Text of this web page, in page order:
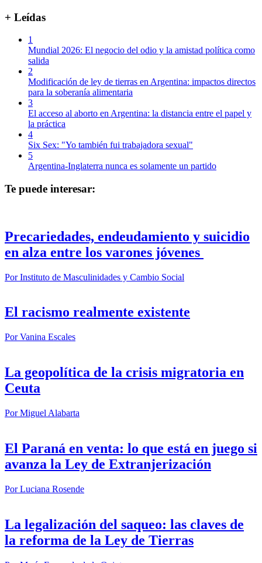
+ Leídas
1
Mundial 2026: El negocio del odio y la amistad política como
salida
2
Modificación de ley de tierras en Argentina: impactos directos
para la soberanía alimentaria
3
El acceso al aborto en Argentina: la distancia entre el papel y
la práctica
4
Six Sex: "Yo también fui trabajadora sexual"
5
Argentina-Inglaterra nunca es solamente un partido
Te puede interesar:
Precariedades, endeudamiento y suicidio
en alza entre los varones jóvenes
PorInstituto de Masculinidades y Cambio Social
El racismo realmente existente
PorVanina Escales
La geopolítica de la crisis migratoria en
Ceuta
PorMiguel Alabarta
El Paraná en venta: lo que está en juego si
avanza la Ley de Extranjerización
PorLuciana Rosende
La legalización del saqueo: las claves de
la reforma de la Ley de Tierras